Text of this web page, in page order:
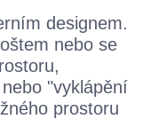
designem.
nebo se
"vyklápění
prostoru